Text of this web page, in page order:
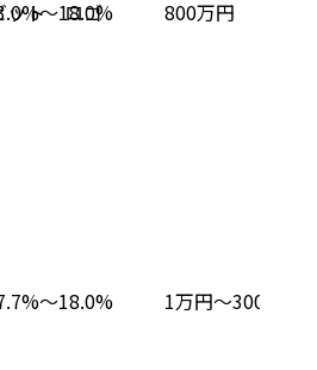
～18.0% 800万円
～18.0% 1万円～300万円